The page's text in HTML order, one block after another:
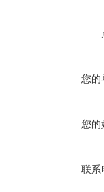
您的
您的
联系